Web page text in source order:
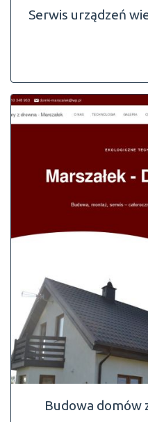
Serwis urządzeń
Budowa domów